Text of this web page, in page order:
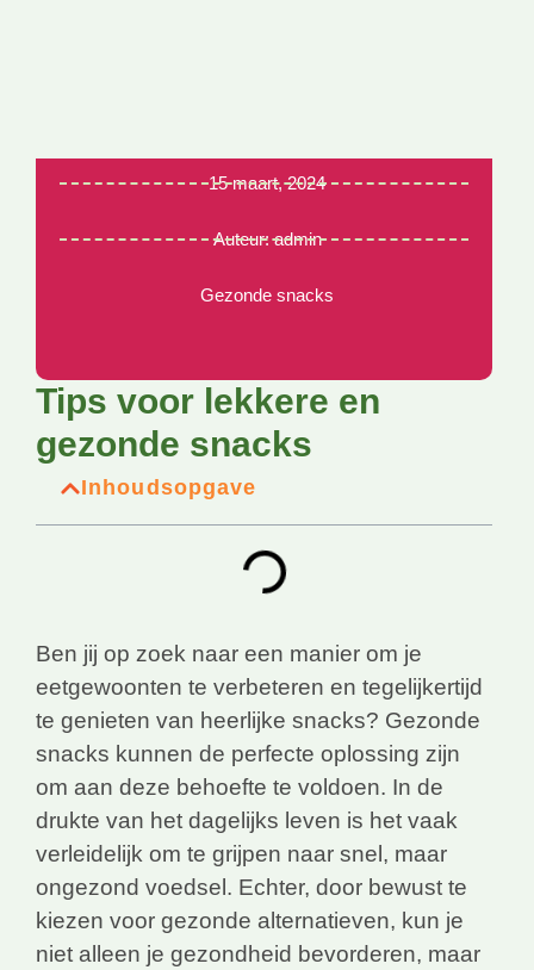
15 maart, 2024
Auteur:admin
Gezonde snacks
Tips voor lekkere en
gezonde snacks
Inhoudsopgave
Ben jij op zoek naar een manier om je
eetgewoonten te verbeteren en tegelijkertijd
te genieten van heerlijke snacks? Gezonde
snacks kunnen de perfecte oplossing zijn
om aan deze behoefte te voldoen. In de
drukte van het dagelijks leven is het vaak
verleidelijk om te grijpen naar snel, maar
ongezond voedsel. Echter, door bewust te
kiezen voor gezonde alternatieven, kun je
niet alleen je gezondheid bevorderen, maar